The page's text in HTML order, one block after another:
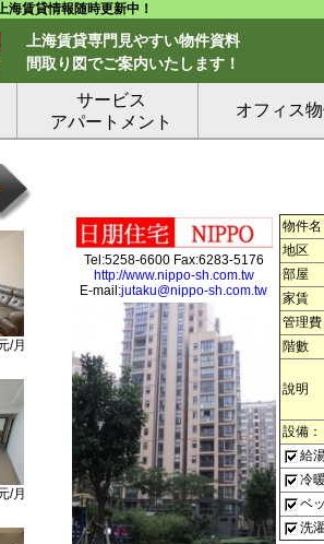
海賃貸情報随時更新中！
上海賃貸専門見やすい物件資料
間取り図でご案内いたします！
サービス
アパートメント
オフィス
/月
/月
Tel:5258-6600 Fax:6283-5176
http://www.nippo-sh.com.tw
E-mail:jutaku@nippo-sh.com.tw
物件名
地区
部屋
家賃
管理費
階數
說明
設備：
給
冷
ベ
洗